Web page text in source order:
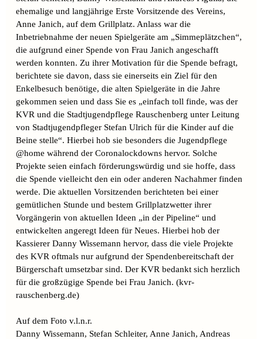
ehemalige und langjährige Erste Vorsitzende des Vereins,
Anne Janich, auf dem Grillplatz. Anlass war die
Inbetriebnahme der neuen Spielgeräte am „Simmeplätzchen“,
die aufgrund einer Spende von Frau Janich angeschafft
werden konnten. Zu ihrer Motivation für die Spende befragt,
berichtete sie davon, dass sie einerseits ein Ziel für den
Enkelbesuch benötige, die alten Spielgeräte in die Jahre
gekommen seien und dass Sie es „einfach toll finde, was der
KVR und die Stadtjugendpflege Rauschenberg unter Leitung
von Stadtjugendpfleger Stefan Ulrich für die Kinder auf die
Beine stelle“. Hierbei hob sie besonders die Jugendpflege
@home während der Coronalockdowns hervor. Solche
Projekte seien einfach förderungswürdig und sie hoffe, dass
die Spende vielleicht den ein oder anderen Nachahmer finden
werde. Die aktuellen Vorsitzenden berichteten bei einer
gemütlichen Stunde und bestem Grillplatzwetter ihrer
Vorgängerin von aktuellen Ideen „in der Pipeline“ und
entwickelten angeregt Ideen für Neues. Hierbei hob der
Kassierer Danny Wissemann hervor, dass die viele Projekte
des KVR oftmals nur aufgrund der Spendenbereitschaft der
Bürgerschaft umsetzbar sind. Der KVR bedankt sich herzlich
für die großzügige Spende bei Frau Janich. (kvr-
rauschenberg.de)
Auf dem Foto v.l.n.r.
Danny Wissemann, Stefan Schleiter, Anne Janich, Andreas